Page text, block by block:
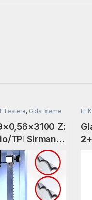
Testere, Gıda İşleme
Z:
TPI Sirman
Swedlinghaus
Et